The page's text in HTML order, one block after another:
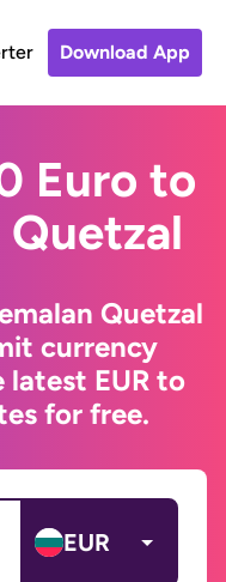
Download App
Euro to
Quetzal
currency
EUR to
for free.
EUR